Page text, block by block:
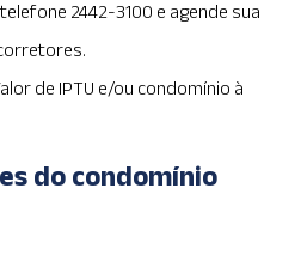
2442-3100 e agende sua
de IPTU e/ou condomínio à
do condomínio